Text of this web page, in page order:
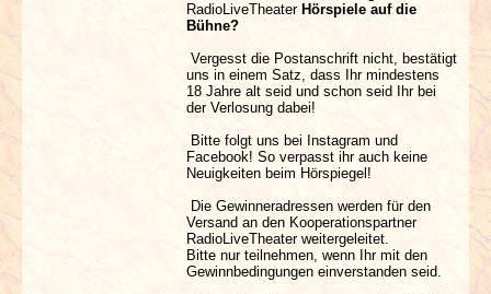
RadioLiveTheaterHörspiele auf die
Bühne?
Vergesst die Postanschrift nicht, bestätigt
uns in einem Satz, dass Ihr mindestens
18 Jahre alt seid und schon seid Ihr bei
der Verlosung dabei!
Bitte folgt uns bei Instagram und
Facebook! So verpasst ihr auch keine
Neuigkeiten beim Hörspiegel!
Die Gewinneradressen werden für den
Versand an den Kooperationspartner
RadioLiveTheater weitergeleitet.
Bitte nur teilnehmen, wenn Ihr mit den
Gewinnbedingungen einverstanden seid.